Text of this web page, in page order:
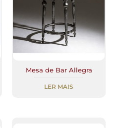
Mesa de Bar Allegra
LER MAIS